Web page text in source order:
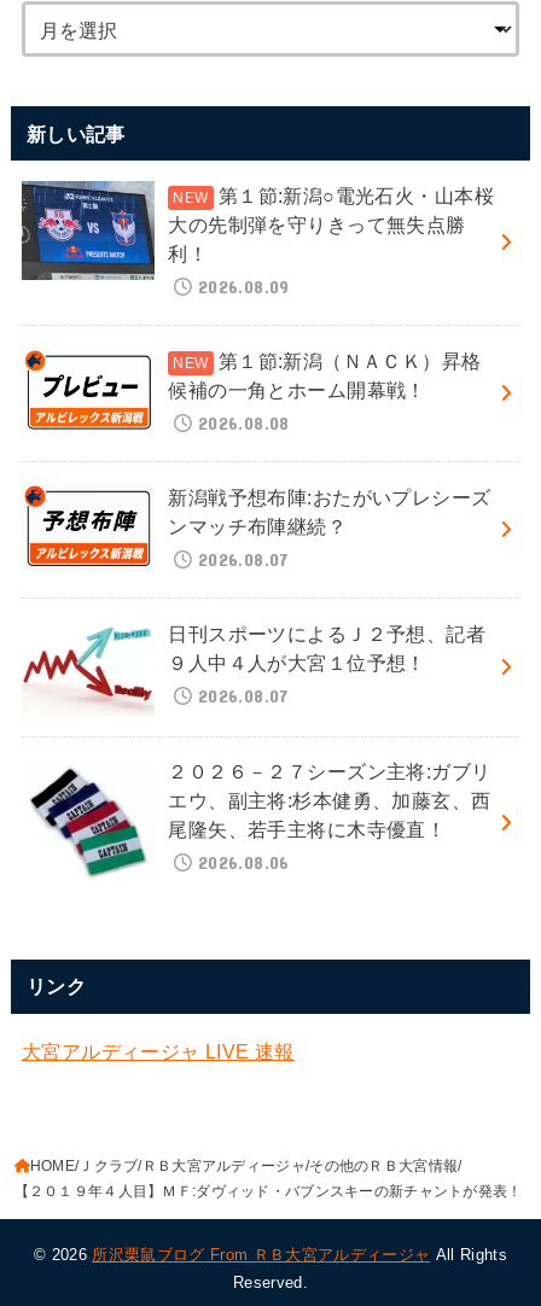
新しい記事
第１節:新潟○電光石火・山本桜
大の先制弾を守りきって無失点勝
利！
2026.08.09
第１節:新潟（ＮＡＣＫ）昇格
候補の一角とホーム開幕戦！
2026.08.08
新潟戦予想布陣:おたがいプレシーズ
ンマッチ布陣継続？
2026.08.07
日刊スポーツによるＪ２予想、記者
９人中４人が大宮１位予想！
2026.08.07
２０２６－２７シーズン主将:ガブリ
エウ、副主将:杉本健勇、加藤玄、西
尾隆矢、若手主将に木寺優直！
2026.08.06
リンク
大宮アルディージャ LIVE 速報
HOME Ｊクラブ ＲＢ大宮アルディージャ その他のＲＢ大宮情報
【２０１９年４人目】ＭＦ:ダヴィッド・バブンスキーの新チャントが発表！
© 2026 所沢栗鼠ブログ From ＲＢ大宮アルディージャ All Rights
Reserved.